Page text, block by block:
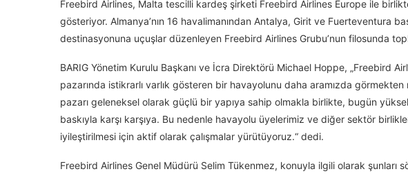
Freebird Airlines, Malta tescilli kardeş şirketi Freebird Airlines Europe ile
gösteriyor. Almanya’nın 16 havalimanından Antalya, Girit ve Fuerteventura
destinasyonuna uçuşlar düzenleyen Freebird Airlines Grubu’nun filosunda
BARIG Yönetim Kurulu Başkanı ve İcra Direktörü Michael Hoppe, „Freebird
pazarında istikrarlı varlık gösteren bir havayolunu daha aramızda
pazarı geleneksel olarak güçlü bir yapıya sahip olmakla birlikte, bugün
baskıyla karşı karşıya. Bu nedenle havayolu üyelerimiz ve diğer sektör
iyileştirilmesi için aktif olarak çalışmalar yürütüyoruz.“ dedi.
Freebird Airlines Genel Müdürü Selim Tükenmez, konuyla ilgili olarak şunları